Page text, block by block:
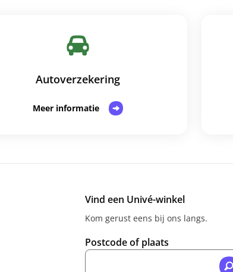
Autoverzekering
Meer informatie
Vind een Univé-winkel
Kom gerust eens bij ons langs.
Postcode of plaats